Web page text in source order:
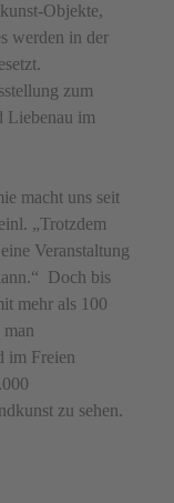
Objekte,
werden in der
zum
Liebenau im
macht uns seit
„Trotzdem
Veranstaltung
Doch bis
mehr als 100
im Freien
zu sehen.